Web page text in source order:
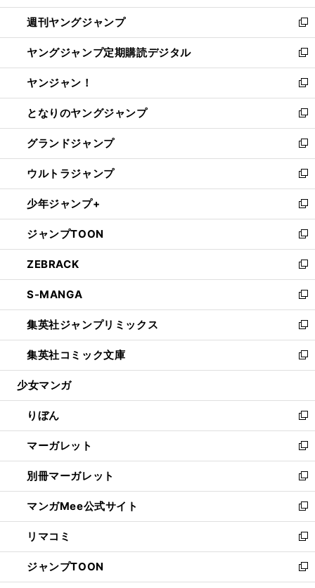
開
く
ウ
で
開
く
ン
ド
ウ
で
開
く
ウ
ィ
ン
ド
ウ
で
開
く
週刊ヤングジャンプ
新
し
い
ウ
ィ
ン
ド
ウ
で
開
く
ヤングジャンプ定期購読デジタル
新
し
い
ウ
ィ
ン
ド
ウ
で
開
く
ヤンジャン！
新
し
い
ウ
ィ
ン
ド
ウ
で
開
く
となりのヤングジャンプ
新
し
い
ウ
ィ
ン
ド
ウ
で
開
く
グランドジャンプ
新
し
い
ウ
ィ
ン
ド
ウ
で
開
く
ウルトラジャンプ
新
し
い
ウ
ィ
ン
ド
ウ
で
開
く
少年ジャンプ+
新
し
い
ウ
ィ
ン
ド
ウ
で
開
く
ジャンプTOON
新
し
い
ウ
ィ
ン
ド
ウ
で
開
ZEBRACK
新
し
い
ウ
ィ
ン
ド
ウ
開
く
S-MANGA
新
し
い
ウ
ィ
ン
ウ
で
開
く
集英社ジャンプリミックス
新
し
い
ウ
ン
ド
ウ
で
開
く
集英社コミック文庫
新
し
ウ
ィ
ン
ド
ウ
で
開
く
少女マンガ
りぼん
新
し
い
ウ
ィ
ン
ド
ウ
で
開
く
マーガレット
新
し
い
ウ
ィ
ン
ド
ウ
で
開
別冊マーガレット
新
し
い
ウ
ィ
ン
ド
ウ
マンガMee公式サイト
新
し
い
ウ
ィ
ン
リマコミ
新
し
い
ウ
ジャンプTOON
新
し